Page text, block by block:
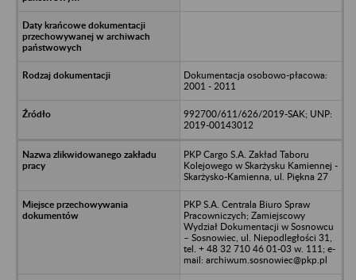
Dokumentacja osobowo-płacowa:
2001 - 2011
992700/611/626/2019-SAK; UNP:
2019-00143012
PKP Cargo S.A. Zakład Taboru
Kolejowego w Skarżysku Kamiennej -
Skarżysko-Kamienna, ul. Piękna 27
PKP S.A. Centrala Biuro Spraw
Pracowniczych; Zamiejscowy
Wydział Dokumentacji w Sosnowcu
– Sosnowiec, ul. Niepodległości 31,
tel. + 48 32 710 46 01-03 w. 111; e-
mail: archiwum.sosnowiec@pkp.pl